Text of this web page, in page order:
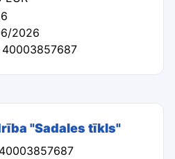
"Sadales tīkls"
2026
40003857687